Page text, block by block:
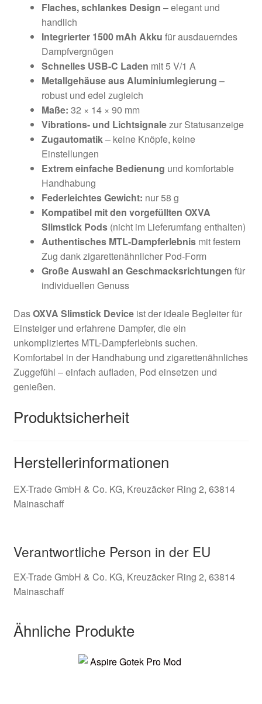
Flaches, schlankes Design – elegant und
handlich
Integrierter 1500 mAh Akku für ausdauerndes
Dampfvergnügen
Schnelles USB-C Laden mit 5 V/1 A
Metallgehäuse aus Aluminiumlegierung –
robust und edel zugleich
Maße: 32 × 14 × 90 mm
Vibrations- und Lichtsignalezur Statusanzeige
Zugautomatik– keine Knöpfe, keine
Einstellungen
Extrem einfache Bedienung und komfortable
Handhabung
Federleichtes Gewicht: nur 58 g
Kompatibel mit den vorgefüllten OXVA
Slimstick Pods(nicht im Lieferumfang enthalten)
Authentisches MTL-Dampferlebnismit festem
Zug dank zigarettenähnlicher Pod-Form
Große Auswahl an Geschmacksrichtungen für
individuellen Genuss
DasOXVA Slimstick Deviceist der ideale Begleiter für
Einsteiger und erfahrene Dampfer, die ein
unkompliziertes MTL-Dampferlebnis suchen.
Komfortabel in der Handhabung und zigarettenähnliches
Zuggefühl – einfach aufladen, Pod einsetzen und
genießen.
Produktsicherheit
Herstellerinformationen
EX-Trade GmbH & Co. KG, Kreuzäcker Ring 2, 63814
Mainaschaff
Verantwortliche Person in der EU
EX-Trade GmbH & Co. KG, Kreuzäcker Ring 2, 63814
Mainaschaff
Ähnliche Produkte